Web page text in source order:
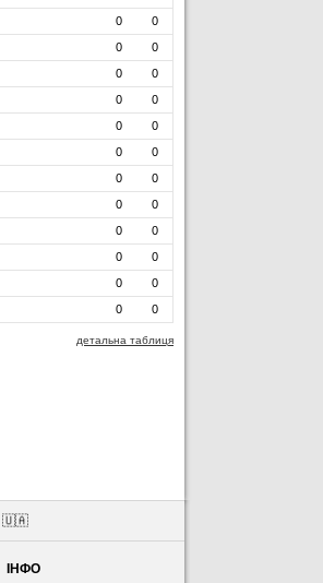
0
0
0
0
0
0
0
0
0
0
0
0
0
0
0
0
0
0
0
0
0
0
0 0
детальна таблиця
🇺🇦
ІНФО